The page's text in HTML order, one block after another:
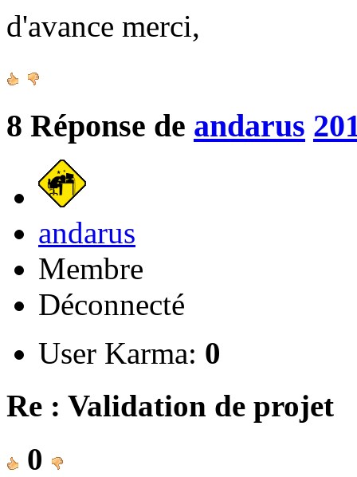
d'avance merci,
8 Réponse de andarus
andarus
Membre
Déconnecté
User Karma: 0
Re : Validation de projet
0